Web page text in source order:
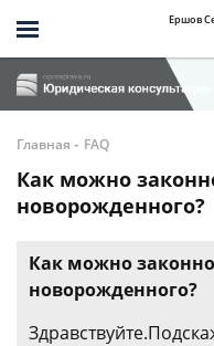
Ершов
Главная - FAQ
Как можно
новорожденного?
Как можно
новорожденного?